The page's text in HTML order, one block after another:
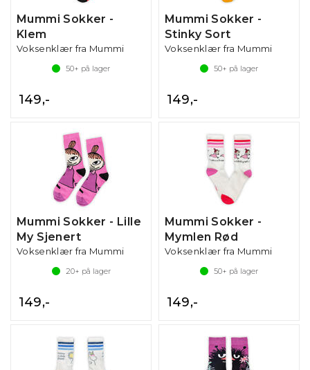
Mummi Sokker -
Klem
Voksenklær fra Mummi
50+ på lager
149,-
Mummi Sokker -
Stinky Sort
Voksenklær fra Mummi
50+ på lager
149,-
Mummi Sokker - Lille
My Sjenert
Voksenklær fra Mummi
20+ på lager
149,-
Mummi Sokker -
Mymlen Rød
Voksenklær fra Mummi
50+ på lager
149,-